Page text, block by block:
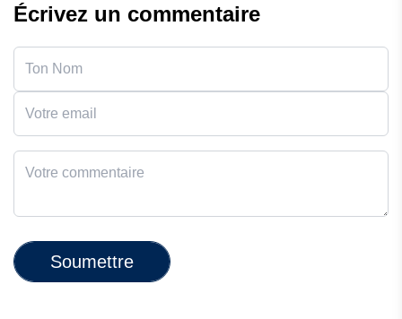
Écrivez un commentaire
Soumettre